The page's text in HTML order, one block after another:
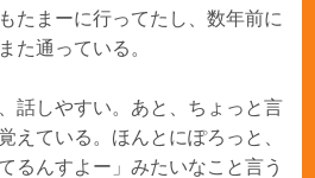
たまーに行ってたし、数年前に
た通っている。
話しやすい。あと、ちょっと言
えている。ほんとにぽろっと、
るんすよー」みたいなこと言う